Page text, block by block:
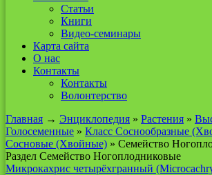
Статьи
Книги
Видео-семинары
Карта сайта
О нас
Контакты
Контакты
Волонтерство
Главная → Энциклопедия » Растения »
Голосеменные » Класс Соснообразные
Сосновые (Хвойные) » Семейство
Раздел Семейство Ногоплодниковые
Микрокахрис четырёхгранный